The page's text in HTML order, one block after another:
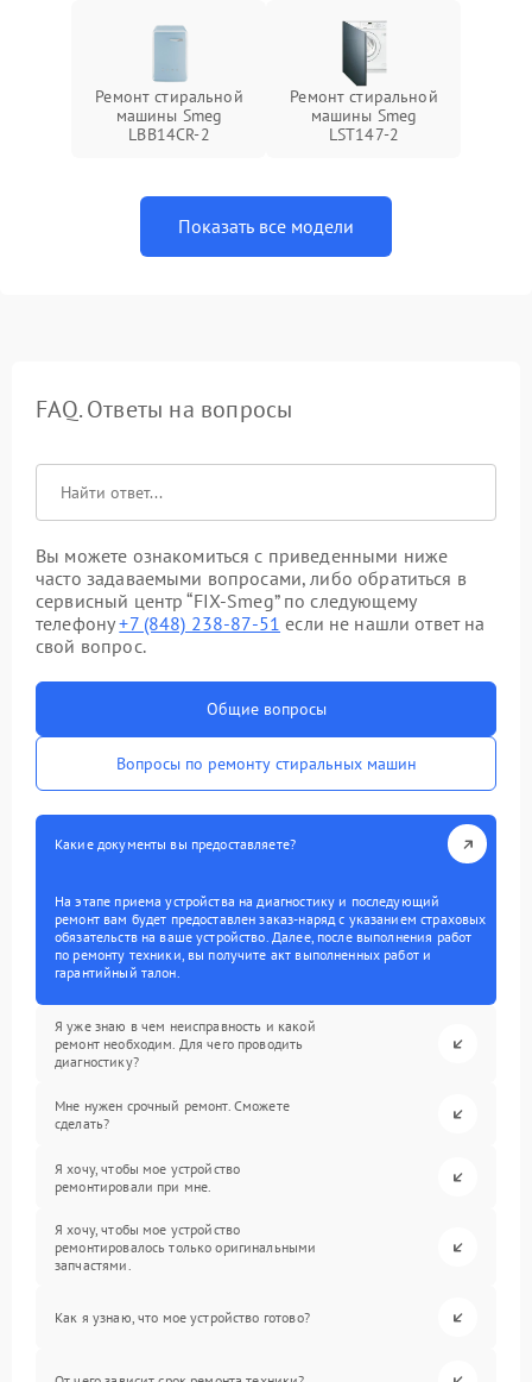
Ремонт стиральной
машины Smeg
LBB14CR-2
Ремонт стиральной
машины Smeg
LST147-2
Показать все модели
FAQ. Ответы на вопросы
Вы можете ознакомиться с приведенными ниже
часто задаваемыми вопросами, либо обратиться в
сервисный центр “FIX-Smeg” по следующему
телефону+7 (848) 238-87-51 если не нашли ответ на
свой вопрос.
Общие вопросы
Вопросы по ремонту стиральных машин
Какие документы вы предоставляете?
На этапе приема устройства на диагностику и последующий
ремонт вам будет предоставлен заказ-наряд с указанием страховых
обязательств на ваше устройство. Далее, после выполнения работ
по ремонту техники, вы получите акт выполненных работ и
гарантийный талон.
Я уже знаю в чем неисправность и какой
ремонт необходим. Для чего проводить
диагностику?
Мне нужен срочный ремонт. Сможете
сделать?
Я хочу, чтобы мое устройство
ремонтировали при мне.
Я хочу, чтобы мое устройство
ремонтировалось только оригинальными
запчастями.
Как я узнаю, что мое устройство готово?